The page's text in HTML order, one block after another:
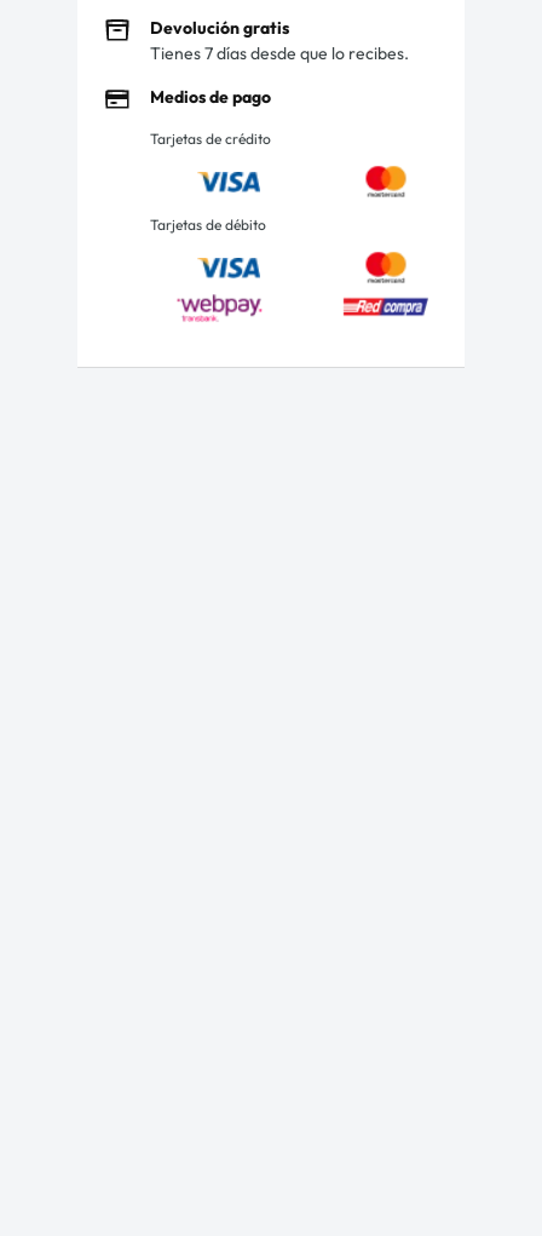
Devolución gratis
Tienes 7 días desde que lo recibes.
Medios de pago
Tarjetas de crédito
Tarjetas de débito